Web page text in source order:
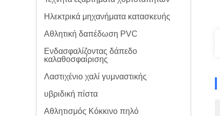
Ηλεκτρικά μηχανήματα κατασκευής
Αθλητική δαπέδωση PVC
Ενδασφαλίζοντας δάπεδο
καλαθοσφαίρισης
Λαστιχένιο χαλί γυμναστικής
υβριδική πίστα
Αθλητισμός Κόκκινο πηλό